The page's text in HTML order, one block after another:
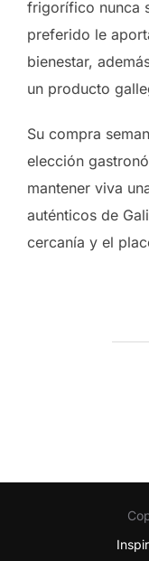
frigorífico nunca
preferido le
bienestar,
un producto
Su compra
elección
mantener viva
auténticos de
cercanía y el